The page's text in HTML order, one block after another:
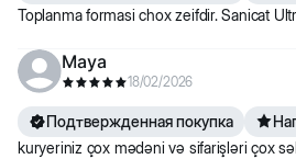
Toplanma formasi chox zeifdir. Sanicat
Maya
18/02/2026
Подтвержденная покупка
kuryeriniz çox mədəni və sifarişləri çox